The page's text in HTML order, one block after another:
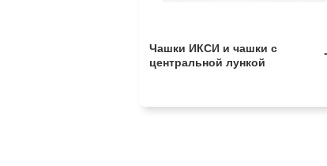
Чашки ИКСИ и чашки с
центральной лункой